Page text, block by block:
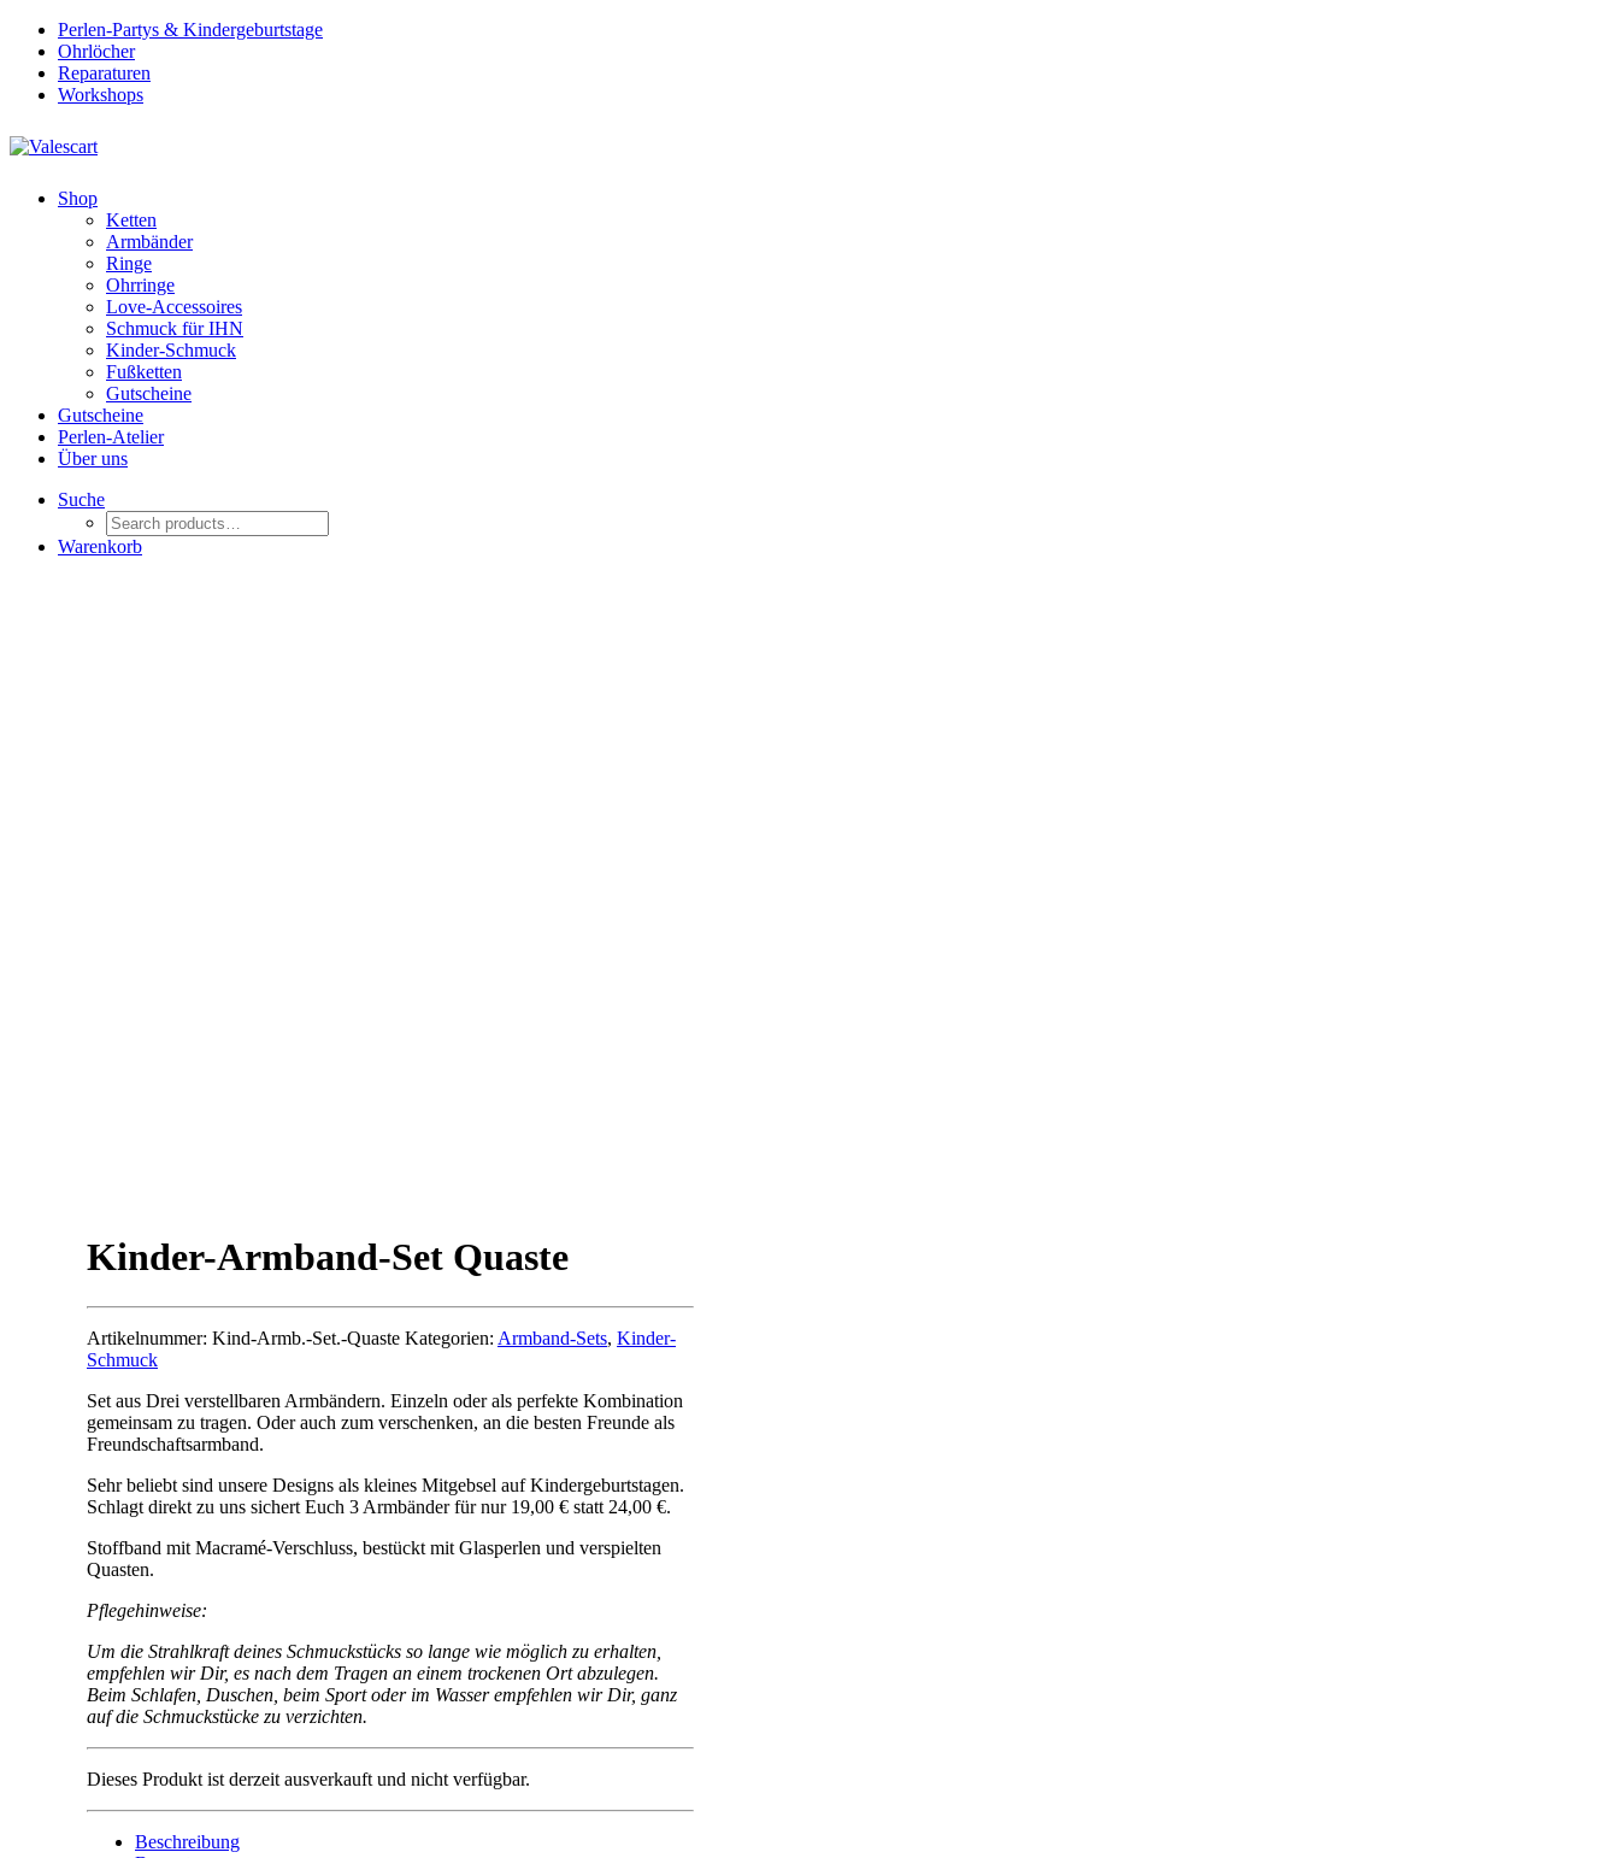
Perlen-Partys & Kindergeburtstage
Ohrlöcher
Reparaturen
Workshops
Shop
Ketten
Armbänder
Ringe
Ohrringe
Love-Accessoires
Schmuck für IHN
Kinder-Schmuck
Fußketten
Gutscheine
Gutscheine
Perlen-Atelier
Über uns
Suche
Warenkorb
Kinder-Armband-Set Quaste
Artikelnummer: Kind-Armb.-Set.-Quaste Kategorien: Armband-Sets, Kinder-
Schmuck
Set aus Drei verstellbaren Armbändern. Einzeln oder als perfekte Kombination
gemeinsam zu tragen. Oder auch zum verschenken, an die besten Freunde als
Freundschaftsarmband.
Sehr beliebt sind unsere Designs als kleines Mitgebsel auf Kindergeburtstagen.
Schlagt direkt zu uns sichert Euch 3 Armbänder für nur 19,00 € statt 24,00 €.
Stoffband mit Macramé-Verschluss, bestückt mit Glasperlen und verspielten
Quasten.
Pflegehinweise:
Um die Strahlkraft deines Schmuckstücks so lange wie möglich zu erhalten,
empfehlen wir Dir, es nach dem Tragen an einem trockenen Ort abzulegen.
Beim Schlafen, Duschen, beim Sport oder im Wasser empfehlen wir Dir, ganz
auf die Schmuckstücke zu verzichten.
Dieses Produkt ist derzeit ausverkauft und nicht verfügbar.
Beschreibung